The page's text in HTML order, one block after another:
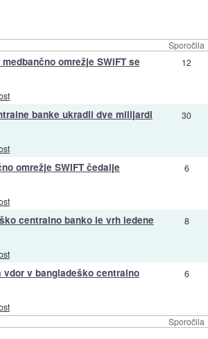
Sporočila
Sporočila
omrežje SWIFT se 12
banke ukradli dve milijardi 30
omrežje SWIFT čedalje 6
centralno banko le vrh ledene 8
vdor v bangladeško centralno 6